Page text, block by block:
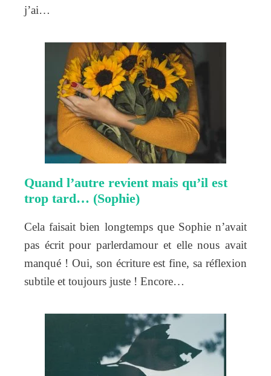
j’ai…
Quand l’autre revient mais qu’il est
trop tard… (Sophie)
Cela faisait bien longtemps que Sophie n’avait
pas écrit pour parlerdamour et elle nous avait
manqué ! Oui, son écriture est fine, sa réflexion
subtile et toujours juste ! Encore…